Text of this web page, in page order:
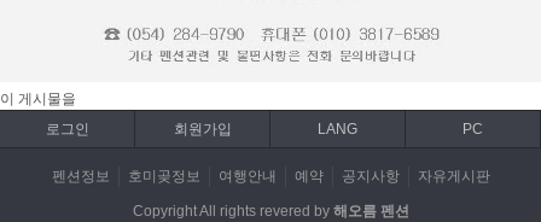
이 게시물을
로그인
회원가입 LANG PC
펜션정보 호미곶정보 여행안내 예약 공지사항 자유게시판
Copyright All rights revered by 해오름 펜션